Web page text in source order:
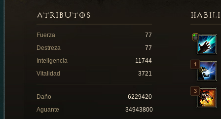
ATRIBUTOS
Fuerza
77
Destreza
77
Inteligencia
11744
Vitalidad
3721
Daño
6229420
Aguante
34943800